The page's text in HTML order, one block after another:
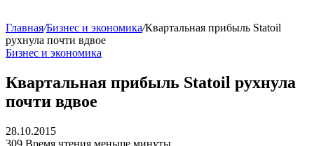
Главная/Бизнес и экономика/Квартальная прибыль Statoil
рухнула почти вдвое
Бизнес и экономика
Квартальная прибыль Statoil рухнула
почти вдвое
28.10.2015